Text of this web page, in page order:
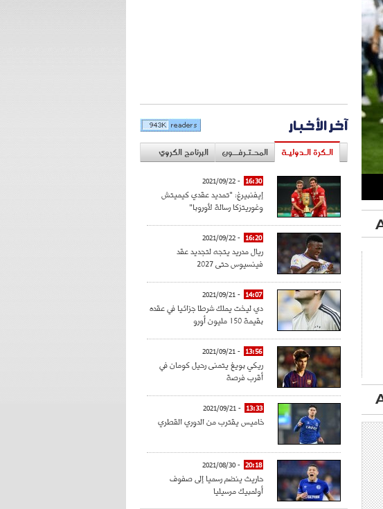
آخر الأخبار
الـكرة الـدوليـة المحـتـرفــون البرنامج الكروي
16:30
- 2021/09/22
إيفنبيرغ: "تمديد عقدي كيميتش
وغوريتزكا رسالة لأوروبا"
16:20
- 2021/09/22
ريال مدريد يتجه لتجديد عقد
فينسيوس حتى 2027
14:07
- 2021/09/21
دي ليخت يملك شرطا جزائيا في عقده
بقيمة 150 مليون أورو
13:56
- 2021/09/21
ريكي بويغ يتمنى رحيل كومان في
أقرب فرصة
13:33
- 2021/09/21
خاميس يقترب من الدوري القطري
20:18
- 2021/08/30
حاريث ينضم رسميا إلى صفوف
أولمبيك مرسيليا